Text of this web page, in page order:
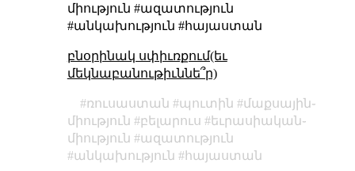
միություն #ազատություն
#անկախություն #հայաստան
բնօրինակ սփիւռքում(եւ
մեկնաբանութիւննե՞ր)
ռուսաստան պուտին
մաքսային֊
միություն
բելարուս
եւրասիական֊
միություն
ազատություն
անկախություն
հայաստան